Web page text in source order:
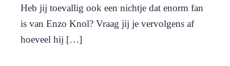
Heb jij toevallig ook een nichtje dat enorm fan
is van Enzo Knol? Vraag jij je vervolgens af
hoeveel hij […]